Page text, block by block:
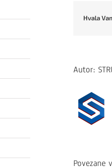
Hvala
Autor:
Povezane